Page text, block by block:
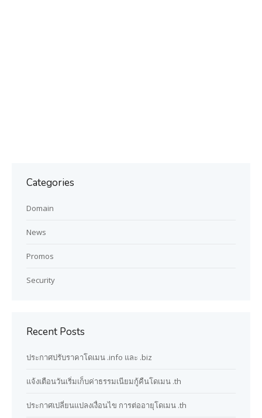
Categories
Domain
News
Promos
Security
Recent Posts
ประกาศปรับราคาโดเมน .info และ .biz
แจ้งเตือนวันเริ่มเก็บค่าธรรมเนียมกู้คืนโดเมน .th
ประกาศเปลี่ยนแปลงเงื่อนไข การต่ออายุโดเมน .th